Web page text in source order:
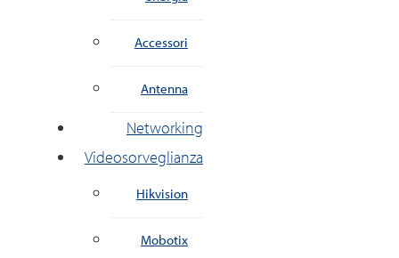
Accessori
Antenna
Networking
Videosorveglianza
Hikvision
Mobotix